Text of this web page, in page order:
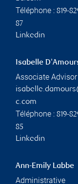
Téléphone : 819-
87
Linkedin
Isabelle
Associate Advisor
c.com
Téléphone : 819-
85
Linkedin
Ann-Emily Labbe
Administrative